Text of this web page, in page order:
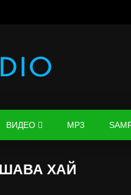
ВИДЕО MP3
ХАЙ